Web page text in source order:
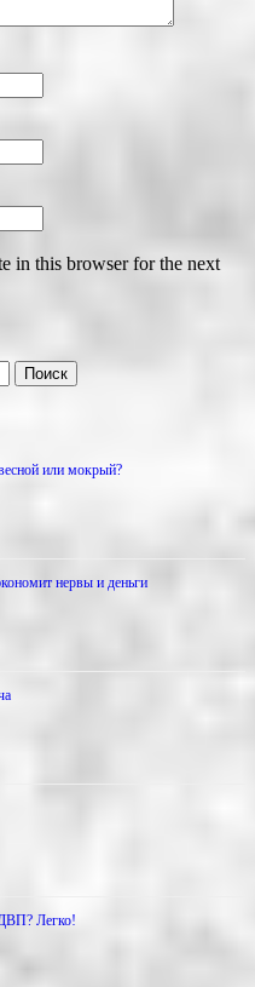
in this browser for the next
или мокрый?
нервы и деньги
Легко!